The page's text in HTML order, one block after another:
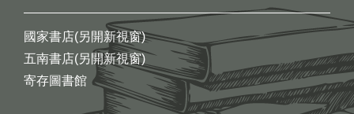
國家書店(另開新視窗)
五南書店(另開新視窗)
寄存圖書館